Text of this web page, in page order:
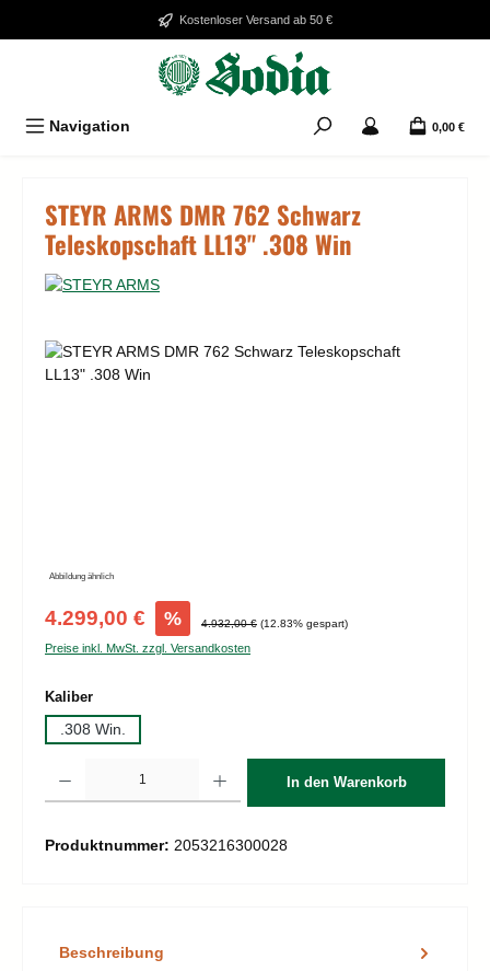
Zum Hauptinhalt springenKostenloser Versand ab 50 €
Navigation 0,00 €
STEYR ARMS DMR 762 Schwarz
Teleskopschaft LL13" .308 Win
Bildergalerie überspringen
Abbildung ähnlich
Verkaufspreis:
4.299,00 € % Regulärer Preis:
4.932,00 € (12.83% gespart)
Preise inkl. MwSt. zzgl. Versandkosten
Kaliberauswählen
.308 Win.
In den Warenkorb
Produktnummer: 2053216300028
Beschreibung